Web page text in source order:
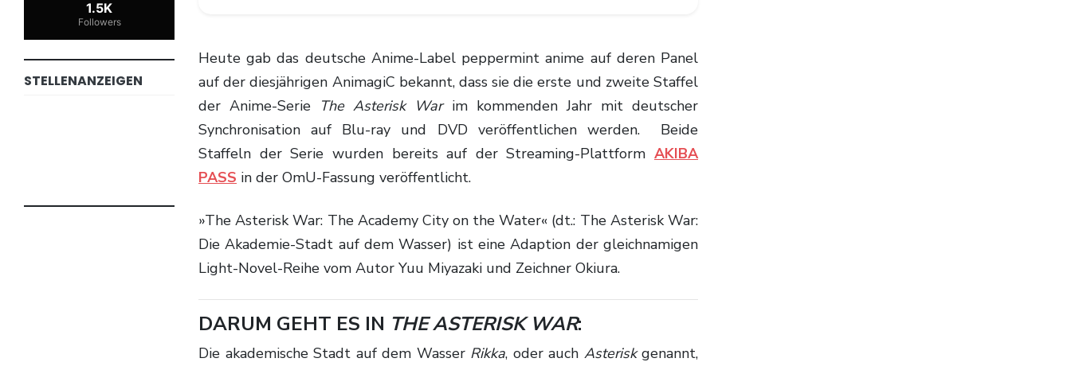
Heute gab das deutsche Anime-Label peppermint anime auf deren Panel
auf der diesjährigen AnimagiC bekannt, dass sie die erste und zweite Staffel
der Anime-Serie The Asterisk War im kommenden Jahr mit deutscher
Synchronisation auf Blu-ray und DVD veröffentlichen werden. Beide
Staffeln der Serie wurden bereits auf der Streaming-Plattform AKIBA
PASS in der OmU-Fassung veröffentlicht.
»The Asterisk War: The Academy City on the Water« (dt.: The Asterisk War:
Die Akademie-Stadt auf dem Wasser) ist eine Adaption der gleichnamigen
Light-Novel-Reihe vom Autor Yuu Miyazaki und Zeichner Okiura.
DARUM GEHT ES IN THE ASTERISK WAR:
Die akademische Stadt auf dem Wasser Rikka, oder auch Asteriskgenannt,
1.5K
Followers
STELLENANZEIGEN